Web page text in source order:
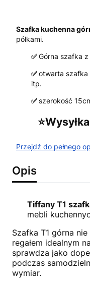
Szafka kuchenna
półkami.
✅Górna szafka
✅otwarta szafka
itp.
✅ szerokość
Przejdź do pełnego
Opis
Tiffany T1
mebli
Szafka T1 górna
regałem idealnym
sprawdza jako
podczas
wymiar.